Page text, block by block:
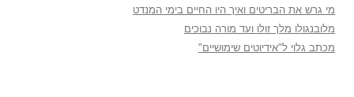
מי גרש את הבריטים ואיך היו החיים בימי המנדט
מלובנגולו מלך זולו ועד מורה נבוכים
מכתב גלוי ל"אידיוטים שימושיים"